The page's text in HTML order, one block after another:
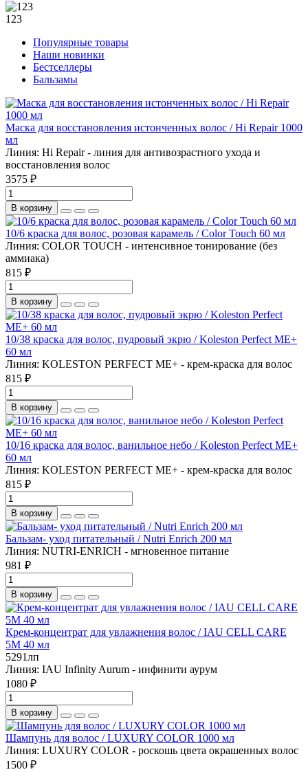
123
Популярные товары
Наши новинки
Бестселлеры
Бальзамы
Маска для восстановления истонченных волос / Hi Repair 1000
мл
Линия: Hi Repair - линия для антивозрастного ухода и
восстановления волос
3575 ₽
В корзину
10/6 краска для волос, розовая карамель / Color Touch 60 мл
Линия: COLOR TOUCH - интенсивное тонирование (без
аммиака)
815 ₽
В корзину
10/38 краска для волос, пудровый экрю / Koleston Perfect ME+
60 мл
Линия: KOLESTON PERFECT МЕ+ - крем-краска для волос
815 ₽
В корзину
10/16 краска для волос, ванильное небо / Koleston Perfect ME+
60 мл
Линия: KOLESTON PERFECT МЕ+ - крем-краска для волос
815 ₽
В корзину
Бальзам- уход питательный / Nutri Enrich 200 мл
Линия: NUTRI-ENRICH - мгновенное питание
981 ₽
В корзину
Крем-концентрат для увлажнения волос / IAU CELL CARE
5М 40 мл
5291лп
Линия: IAU Infinity Aurum - инфинити аурум
1080 ₽
В корзину
Шампунь для волос / LUXURY COLOR 1000 мл
Линия: LUXURY COLOR - роскошь цвета окрашенных волос
1500 ₽